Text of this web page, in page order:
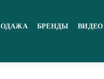
БРЕНДЫ ВИДЕО